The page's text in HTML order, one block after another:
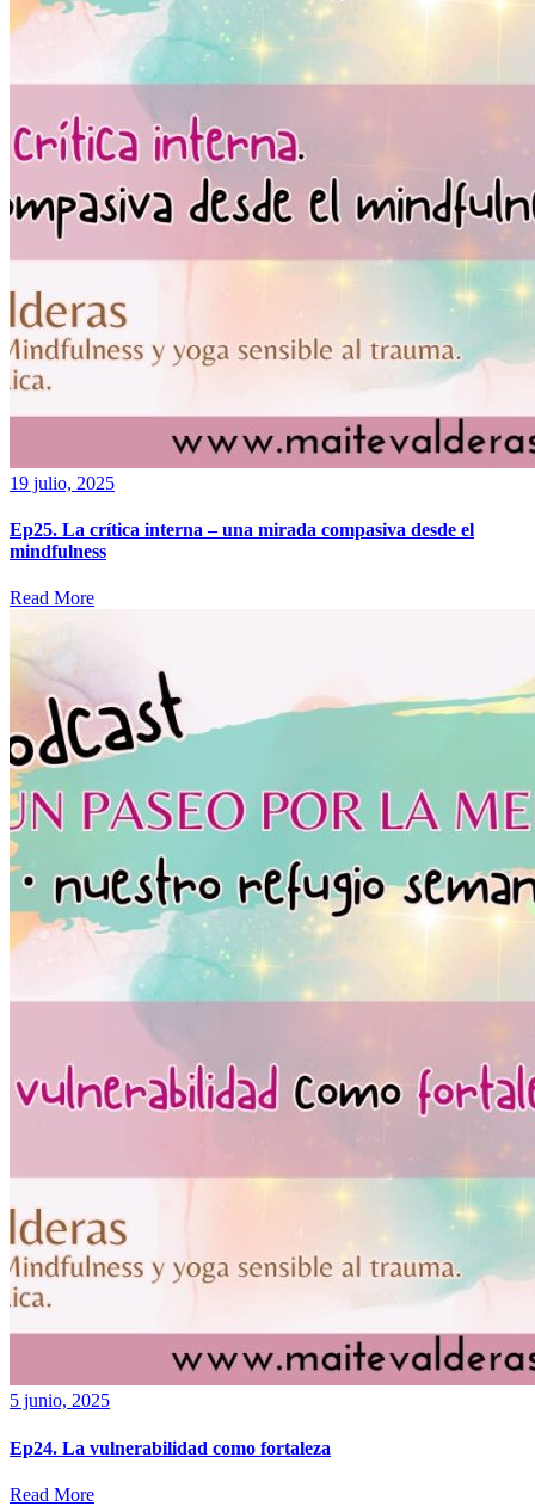
19 julio, 2025
Ep25. La crítica interna – una mirada compasiva desde el
mindfulness
Read More
5 junio, 2025
Ep24. La vulnerabilidad como fortaleza
Read More